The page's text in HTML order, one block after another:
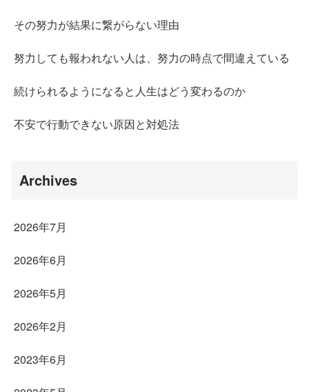
その努力が結果に繋がらない理由
努力しても報われない人は、努力の時点で間違えている
続けられるようになると人生はどう変わるのか
不安で行動できない原因と対処法
Archives
2026年7月
2026年6月
2026年5月
2026年2月
2023年6月